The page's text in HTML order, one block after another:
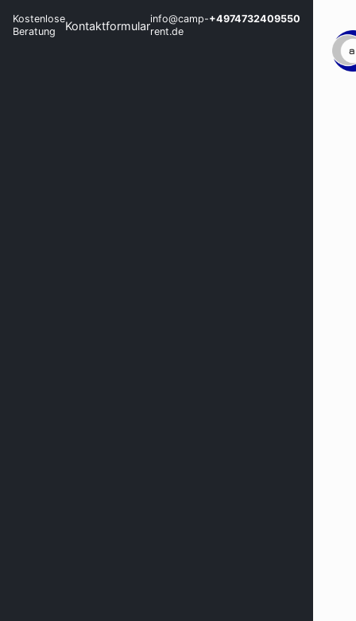
Kostenlose
Beratung
Kontaktformularinfo@camp-
rent.de
+4974732409550